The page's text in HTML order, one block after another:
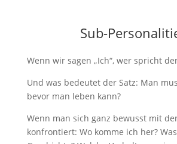
Sub-
Wenn wir sagen „Ich“, wer spricht
Und was bedeutet der Satz: Man
bevor man leben kann?
Wenn man sich ganz bewusst mit
konfrontiert: Wo komme ich her?